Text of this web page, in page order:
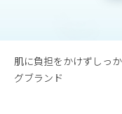
肌に負担をかけずしっ
グブランド